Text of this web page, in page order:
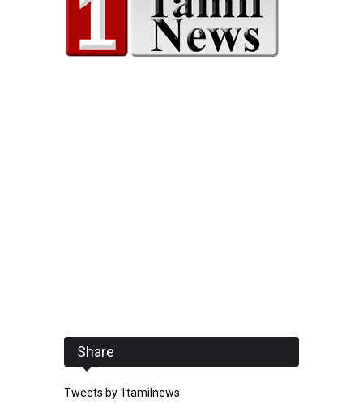
Share
Tweets by 1tamilnews